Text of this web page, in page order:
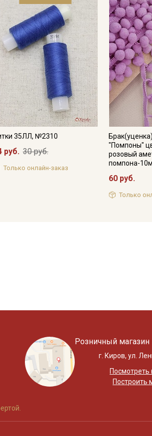
35ЛЛ, №2310
руб. 30 руб.
Только онлайн-заказ
"Помпоны"
розовый
помпона-
60 руб.
Только
Розничный магазин
г. Киров, ул.
Посмотреть
Построить